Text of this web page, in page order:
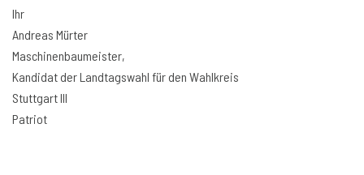
Ihr
Andreas Mürter
Maschinenbaumeister,
Kandidat der Landtagswahl für den Wahlkreis
Stuttgart III
Patriot